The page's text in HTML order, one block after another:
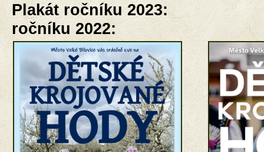
Plakát ročníku
ročníku 2022: